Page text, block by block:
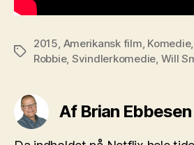
Tags
2015, Amerikansk film, Komedie,
Robbie, Svindlerkomedie, Will
Af Brian Ebbesen